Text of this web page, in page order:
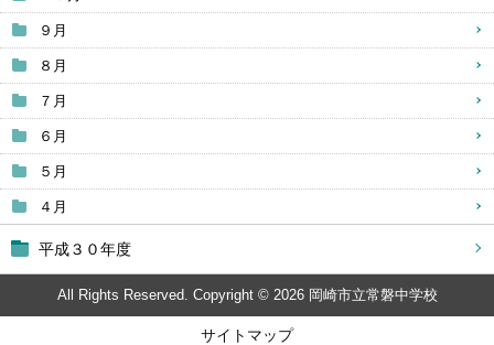
９月
８月
７月
６月
５月
４月
平成３０年度
All Rights Reserved. Copyright © 2026 岡崎市立常磐中学校
サイトマップ